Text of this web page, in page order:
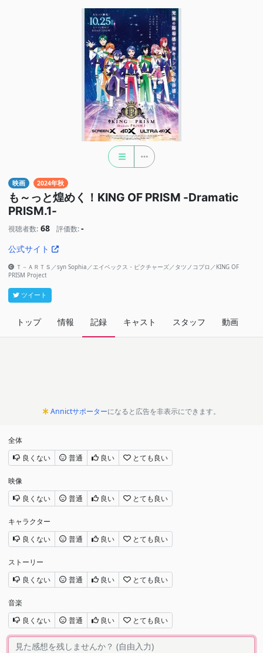
映画 2024年秋
も～っと煌めく！KING OF PRISM -Dramatic
PRISM.1-
視聴者数: 68 評価数: -
公式サイト
Ｔ－ＡＲＴＳ／syn Sophia／エイベックス・ピクチャーズ／タツノコプロ／KING OF
PRISM Project
ツイート
トップ 情報 記録 キャスト スタッフ 動画
Annictサポーターになると広告を非表示にできます。
全体
良くない
普通 良い とても良い
映像
良くない
普通 良い とても良い
キャラクター
良くない
普通 良い とても良い
ストーリー
良くない
普通 良い とても良い
音楽
良くない
普通 良い とても良い